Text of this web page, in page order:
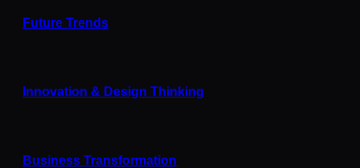
Future Trends
Innovation & Design Thinking
Business Transformation